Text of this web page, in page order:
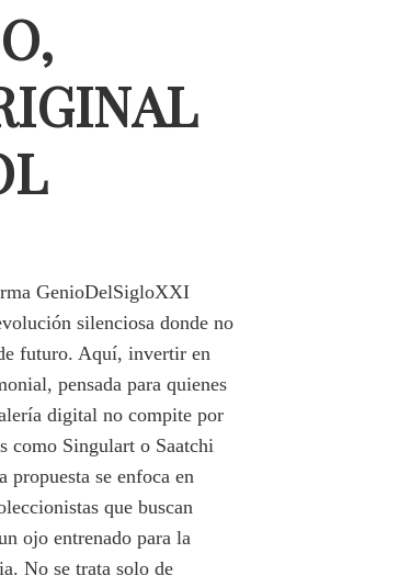
GenioDelSigloXXI
silenciosa donde no
futuro. Aquí, invertir en
pensada para quienes
digital no compite por
como Singulart o Saatchi
se enfoca en
que buscan
ojo entrenado para la
No se trata solo de